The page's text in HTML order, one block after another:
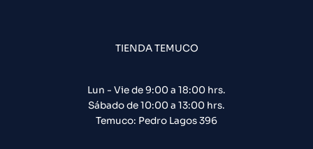
TIENDA TEMUCO
Lun - Vie de 9:00 a 18:00 hrs.
Sábado de 10:00 a 13:00 hrs.
Temuco: Pedro Lagos 396